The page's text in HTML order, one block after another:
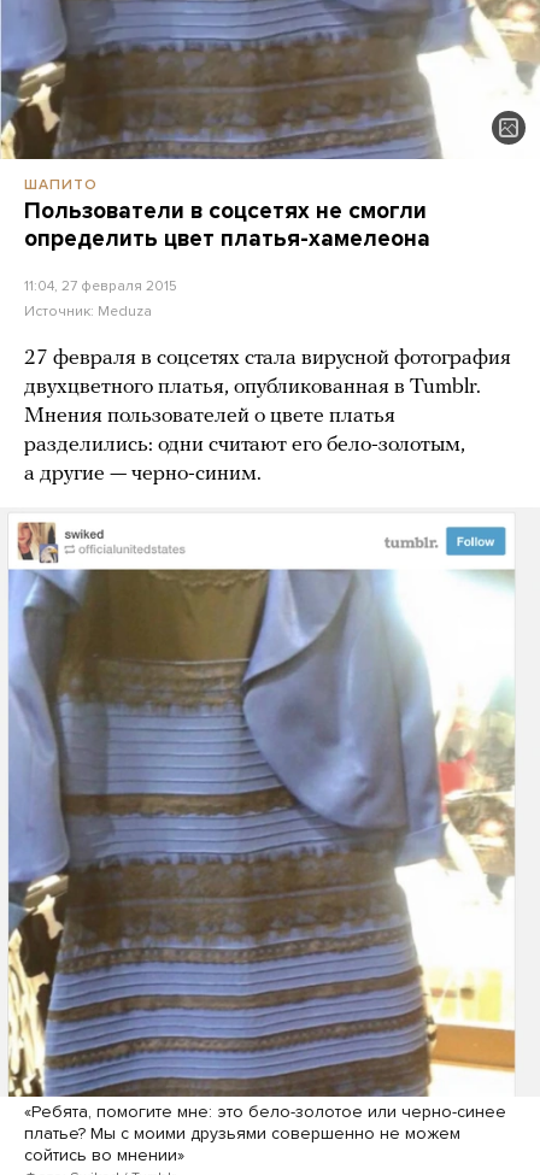
ШАПИТО
Пользователи в соцсетях не смогли
определить цвет платья-хамелеона
11:04, 27 февраля 2015
Источник: Meduza
27 февраля в соцсетях стала вирусной фотография
двухцветного платья, опубликованная в Tumblr.
Мнения пользователей о цвете платья
разделились: одни считают его бело-золотым,
а другие — черно-синим.
«Ребята, помогите мне: это бело-золотое или черно-синее
платье? Мы с моими друзьями совершенно не можем
сойтись во мнении»